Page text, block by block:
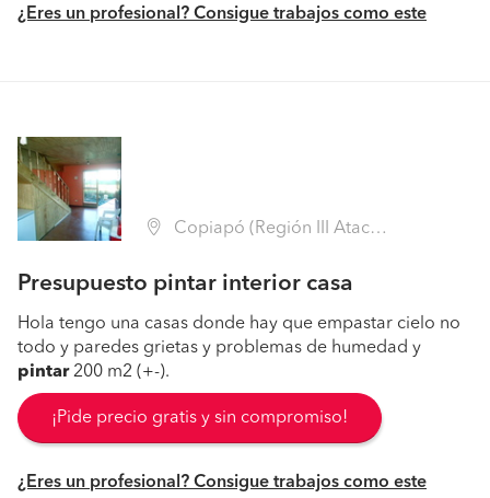
¿Eres un profesional? Consigue trabajos como este
Copiapó (Región III Atacama - Copiapó)
Presupuesto pintar interior casa
Hola tengo una casas donde hay que empastar cielo no
todo y paredes grietas y problemas de humedad y
pintar200 m2 (+-).
¡Pide precio gratis y sin compromiso!
¿Eres un profesional? Consigue trabajos como este